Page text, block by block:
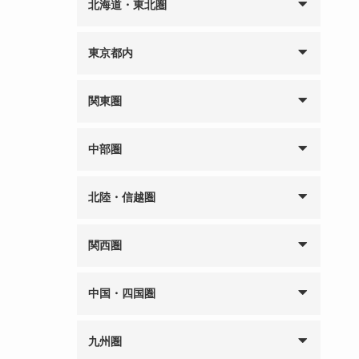
北海道・東北圏
東京都内
関東圏
中部圏
北陸・信越圏
関西圏
中国・四国圏
九州圏